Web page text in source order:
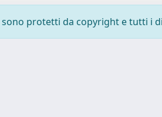
sono protetti da copyright e tutti i